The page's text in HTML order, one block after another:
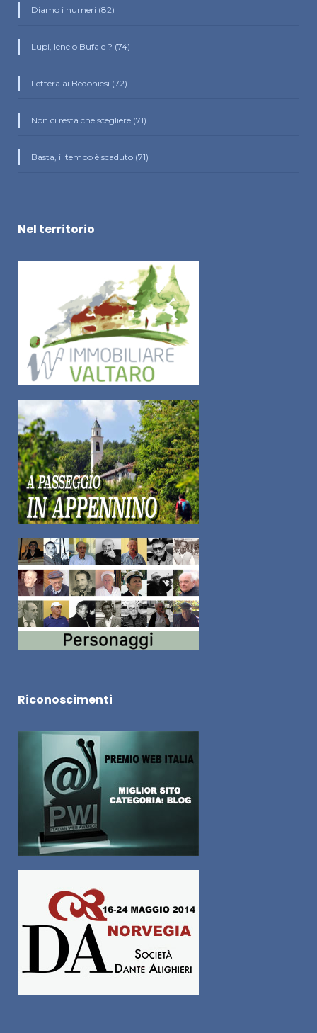
Diamo i numeri (82)
Lupi, Iene o Bufale ? (74)
Lettera ai Bedoniesi (72)
Non ci resta che scegliere (71)
Basta, il tempo è scaduto (71)
Nel territorio
Riconoscimenti